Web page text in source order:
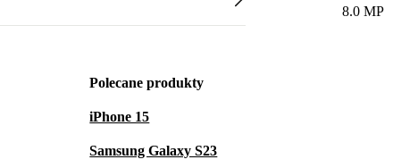
8.0 MP
Polecane produkty
iPhone 15
Samsung Galaxy S23